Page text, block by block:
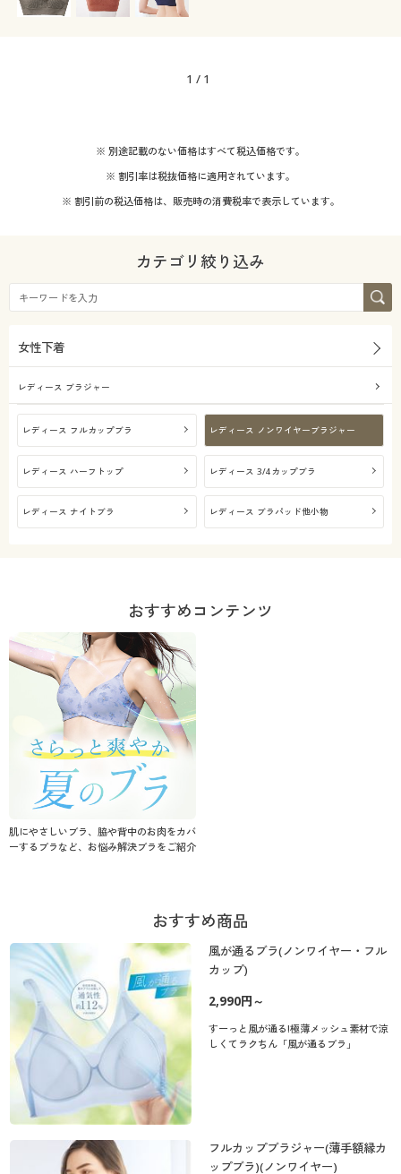
会員メニュー
サポート
よくある質問とお問い合わせ
～ 円
解除する
1 / 1
※ 別途記載のない価格はすべて税込価格です。
※ 割引率は税抜価格に適用されています。
※ 割引前の税込価格は、販売時の消費税率で表示しています。
カテゴリ絞り込み
女性下着
レディース ブラジャー
レディース フルカップブラ レディース ノンワイヤーブラジャー
レディース ハーフトップ レディース 3/4カップブラ
レディース ナイトブラ レディース ブラパッド他小物
おすすめコンテンツ
肌にやさしいブラ、脇や背中のお肉をカバ
ーするブラなど、お悩み解決ブラをご紹介
おすすめ商品
風が通るブラ(ノンワイヤー・フル
カップ)
2,990円～
すーっと風が通る!極薄メッシュ素材で涼
しくてラクちん「風が通るブラ」
フルカップブラジャー(薄手額縁カ
ップブラ)(ノンワイヤー)